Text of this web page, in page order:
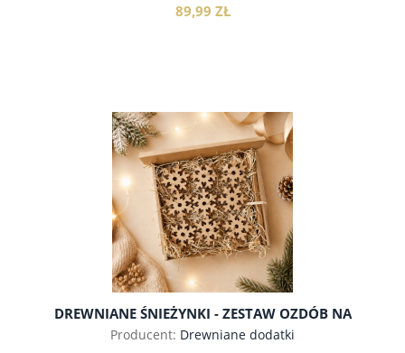
89,99 ZŁ
do koszyka
DREWNIANE ŚNIEŻYNKI - ZESTAW OZDÓB NA
CHOINKĘ
Producent: Drewniane dodatki